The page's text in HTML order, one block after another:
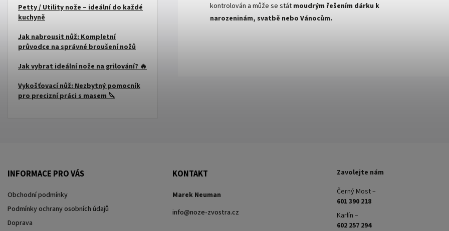
Petty / Utility nože – ideální do každé
kuchyně
Jak nabrousit nůž: Kompletní
průvodce na správné broušení nožů
Jak vybrat ideální nože na grilování? 🔥
Vykošťovací nůž: Nezbytný pomocník
pro precizní práci s masem 🔪
kontrolován a může se stát moudrým řešením dárku k
narozeninám, svatbě nebo Vánocům.
INFORMACE PRO VÁS
Obchodní podmínky
Podmínky ochrany osobních údajů
Doprava
KONTAKT
Marek Neuman
info@noze-zvostra.cz
Zavolejte nám
Černý Most –
601 390 218
Karlín –
602 257 294